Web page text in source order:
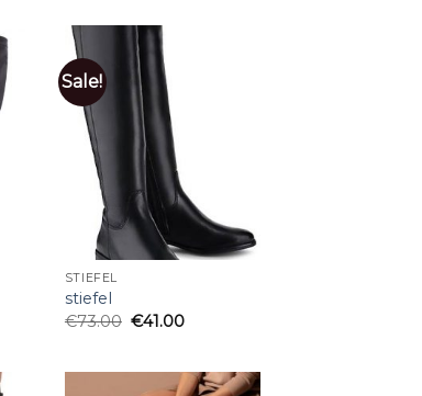
Sale!
STIEFEL
stiefel
€73.00 €41.00